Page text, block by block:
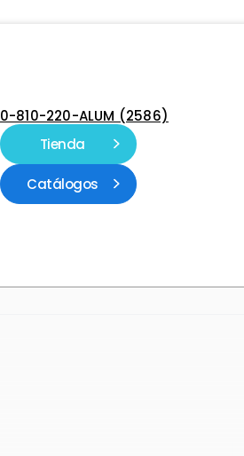
0-810-220-ALUM (2586)
Tienda
Catálogos